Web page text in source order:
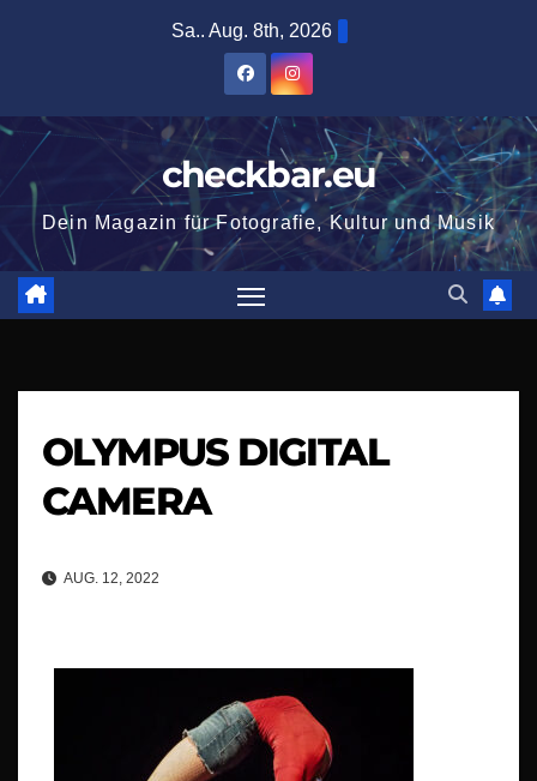
Sa.. Aug. 8th, 2026
checkbar.eu
Dein Magazin für Fotografie, Kultur und Musik
OLYMPUS DIGITAL
CAMERA
AUG. 12, 2022